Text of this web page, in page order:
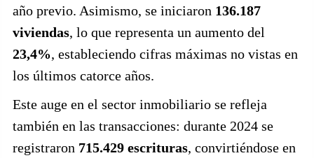
año previo. Asimismo, se iniciaron 136.187
viviendas, lo que representa un aumento del
23,4%, estableciendo cifras máximas no vistas en
los últimos catorce años.
Este auge en el sector inmobiliario se refleja
también en las transacciones: durante 2024 se
registraron 715.429 escrituras, convirtiéndose en